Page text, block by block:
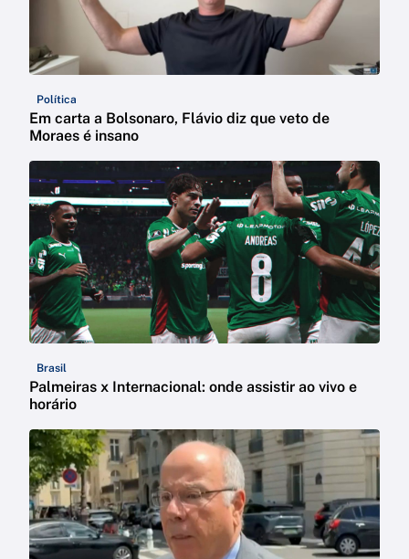
Política
Em carta a Bolsonaro, Flávio diz que veto de
Moraes é insano
Brasil
Palmeiras x Internacional: onde assistir ao vivo e
horário